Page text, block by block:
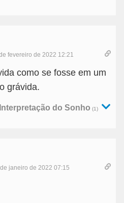
fevereiro de 2022 12:21
como se fosse em um
grávida.
do Sonho (1)
janeiro de 2022 07:15